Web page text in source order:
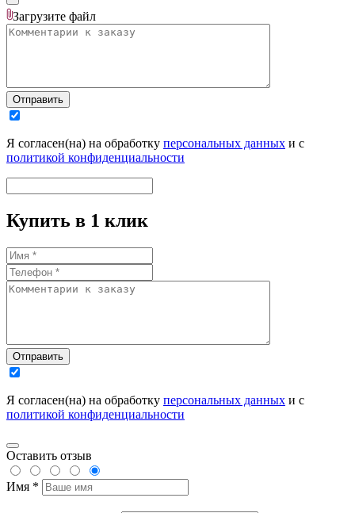
Загрузите файл
Отправить
Я согласен(на) на обработку персональных данных и с
политикой конфиденциальности
Купить в 1 клик
Отправить
Я согласен(на) на обработку персональных данных и с
политикой конфиденциальности
Оставить отзыв
Имя *